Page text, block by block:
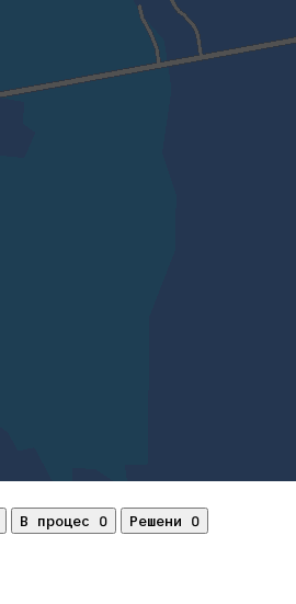
В процес 0 Решени 0